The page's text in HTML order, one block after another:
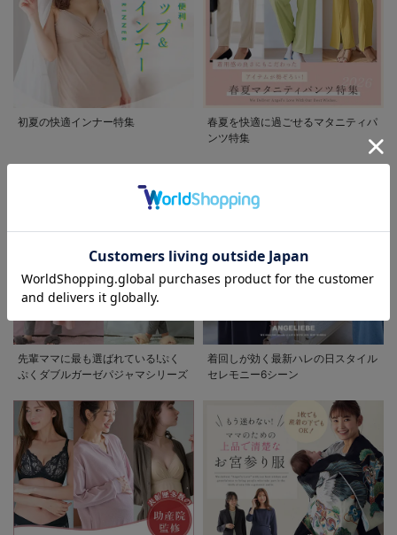
お気に入り商品を確認する
初夏の快適インナー特集
春夏を快適に過ごせるマタニティパ
ンツ特集
先輩ママに最も選ばれている!ぷく
ぷくダブルガーゼパジャマシリーズ
着回しが効く最新ハレの日スタイル
セレモニー6シーン